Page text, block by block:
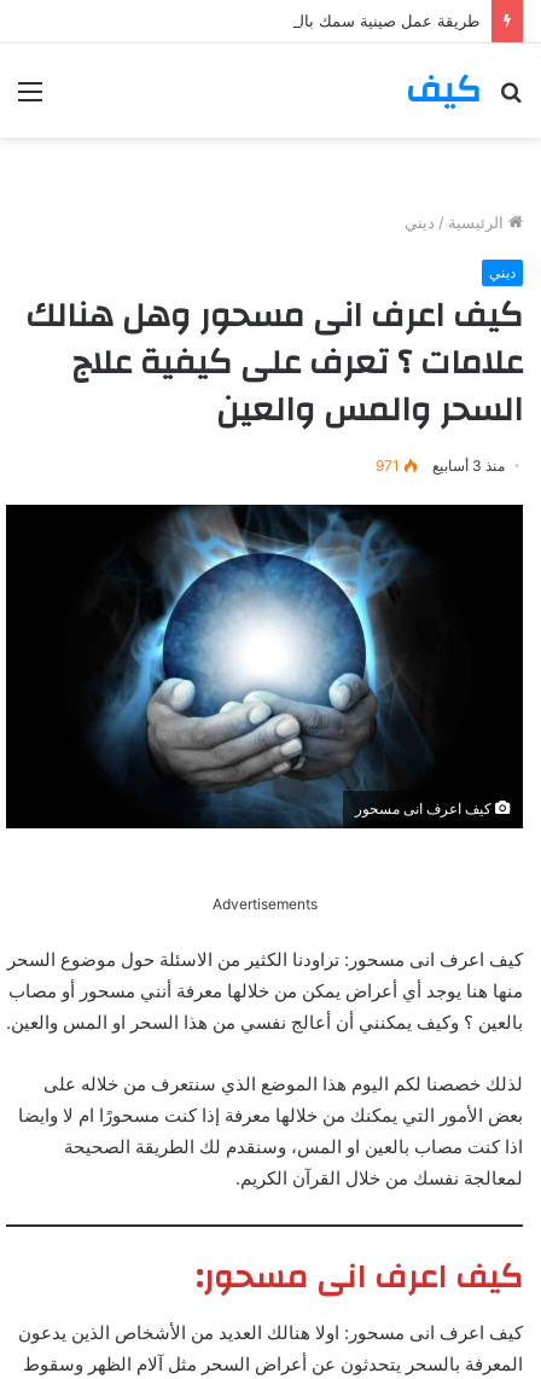
طريقة عمل صينية سمك بالفرن وصفة ولا ألذ
كيف
بحث
الرئيسية / ديني
ديني
كيف اعرف انى مسحور وهل هنالك
علامات ؟ تعرف على كيفية علاج
السحر والمس والعين
منذ 3 أسابيع 971
كيف اعرف انى مسحور
Advertisements
كيف اعرف انى مسحور: تراودنا الكثير من الاسئلة حول موضوع السحر
منها هنا يوجد أي أعراض يمكن من خلالها معرفة أنني مسحور أو مصاب
بالعين ؟ وكيف يمكنني أن أعالج نفسي من هذا السحر او المس والعين.
لذلك خصصنا لكم اليوم هذا الموضع الذي سنتعرف من خلاله على
بعض الأمور التي يمكنك من خلالها معرفة إذا كنت مسحورًا ام لا وايضا
اذا كنت مصاب بالعين او المس، وسنقدم لك الطريقة الصحيحة
لمعالجة نفسك من خلال القرآن الكريم.
كيف اعرف انى مسحور:
كيف اعرف انى مسحور: اولا هنالك العديد من الأشخاص الذين يدعون
المعرفة بالسحر يتحدثون عن أعراض السحر مثل آلام الظهر وسقوط